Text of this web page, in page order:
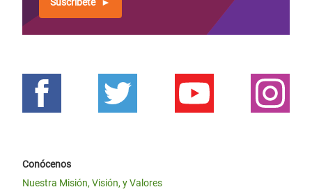
Conócenos
Nuestra Misión, Visión, y Valores